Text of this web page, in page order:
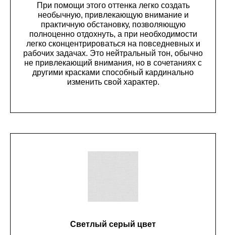
При помощи этого оттенка легко создать
необычную, привлекающую внимание и
практичную обстановку, позволяющую
полноценно отдохнуть, а при необходимости
легко сконцентрироваться на повседневных и
рабочих задачах. Это нейтральный тон, обычно
не привлекающий внимания, но в сочетаниях с
другими красками способный кардинально
изменить свой характер.
Светлый серый цвет